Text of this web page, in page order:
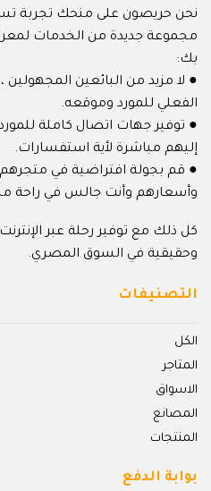
نحن حريصون على منحك تجربة
مجموعة جديدة من الخدمات
بك:
● لا مزيد من البائعين المجهولين
الفعلي للمورد وموقعه.
● توفير جهات اتصال كاملة
إليهم مباشرة لأية استفسارات.
● قم بجولة افتراضية في
وأسعارهم وأنت جالس في راحة
كل ذلك مع توفير رحلة عبر
وحقيقية في السوق المصري.
التصنيفات
الكل
المتاجر
الاسواق
المصانع
المنتجات
بوابة الدفع